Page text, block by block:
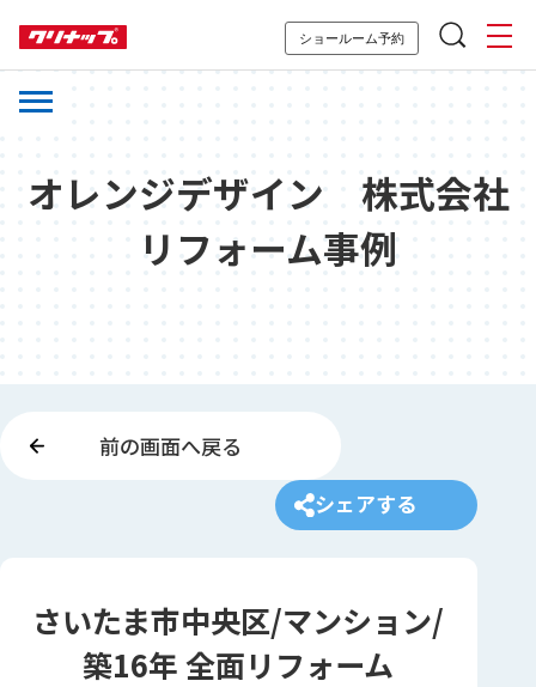
ショールーム予約
オレンジデザイン 株式会社
リフォーム事例
前の画面へ戻る
シェアする
さいたま市中央区/マンション/
築16年 全面リフォーム